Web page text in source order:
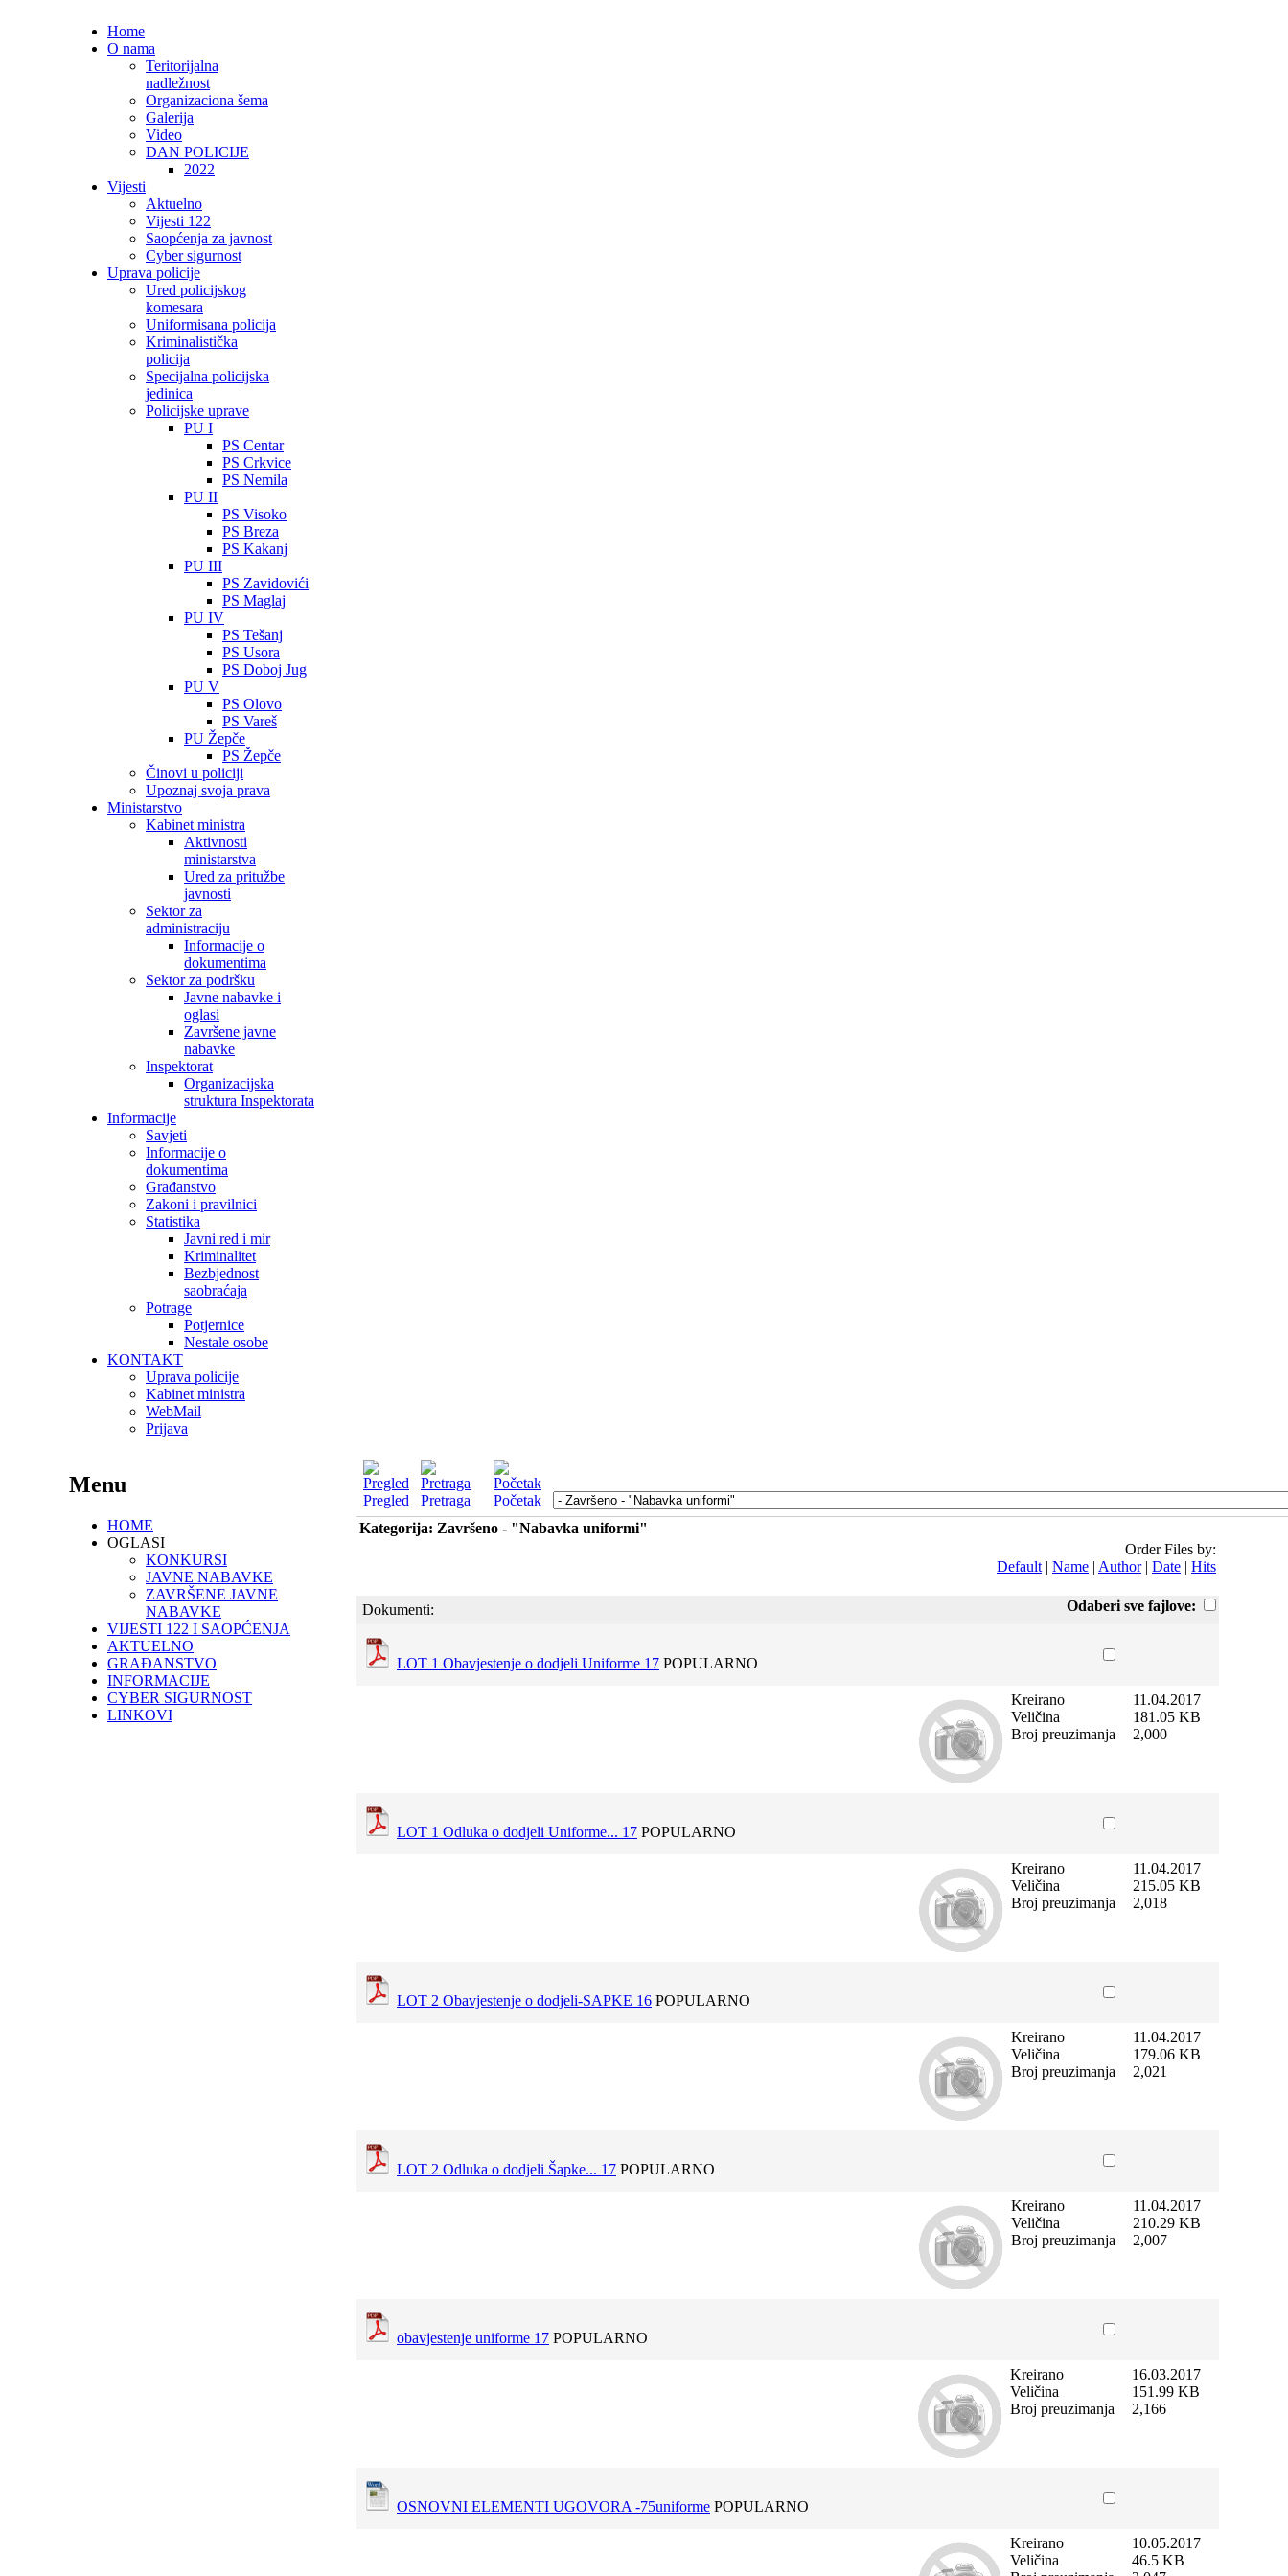
Home
O nama
Teritorijalna
nadležnost
Organizaciona šema
Galerija
Video
DAN POLICIJE
2022
Vijesti
Aktuelno
Vijesti 122
Saopćenja za javnost
Cyber sigurnost
Uprava policije
Ured policijskog
komesara
Uniformisana policija
Kriminalistička
policija
Specijalna policijska
jedinica
Policijske uprave
PU I
PS Centar
PS Crkvice
PS Nemila
PU II
PS Visoko
PS Breza
PS Kakanj
PU III
PS Zavidovići
PS Maglaj
PU IV
PS Tešanj
PS Usora
PS Doboj Jug
PU V
PS Olovo
PS Vareš
PU Žepče
PS Žepče
Činovi u policiji
Upoznaj svoja prava
Ministarstvo
Kabinet ministra
Aktivnosti
ministarstva
Ured za pritužbe
javnosti
Sektor za
administraciju
Informacije o
dokumentima
Sektor za podršku
Javne nabavke i
oglasi
Završene javne
nabavke
Inspektorat
Organizacijska
struktura Inspektorata
Informacije
Savjeti
Informacije o
dokumentima
Građanstvo
Zakoni i pravilnici
Statistika
Javni red i mir
Kriminalitet
Bezbjednost
saobraćaja
Potrage
Potjernice
Nestale osobe
KONTAKT
Uprava policije
Kabinet ministra
WebMail
Prijava
Pregled Pretraga
Početak
Kategorija: Završeno - "Nabavka uniformi"
Order Files by:
Default | Name | Author| Date | Hits
Odaberi sve fajlove:
Dokumenti:
LOT 1 Obavjestenje o dodjeli Uniforme 17 POPULARNO
Kreirano
Veličina
Broj preuzimanja
11.04.2017
181.05 KB
2,000
LOT 1 Odluka o dodjeli Uniforme... 17 POPULARNO
Kreirano
Veličina
Broj preuzimanja
11.04.2017
215.05 KB
2,018
LOT 2 Obavjestenje o dodjeli-SAPKE 16 POPULARNO
Kreirano
Veličina
Broj preuzimanja
11.04.2017
179.06 KB
2,021
LOT 2 Odluka o dodjeli Šapke... 17 POPULARNO
Kreirano
Veličina
Broj preuzimanja
11.04.2017
210.29 KB
2,007
obavjestenje uniforme 17 POPULARNO
Kreirano
Veličina
Broj preuzimanja
16.03.2017
151.99 KB
2,166
OSNOVNI ELEMENTI UGOVORA -75uniforme POPULARNO
Kreirano
Veličina
10.05.2017
46.5 KB
Menu
HOME
OGLASI
KONKURSI
JAVNE NABAVKE
ZAVRŠENE JAVNE
NABAVKE
VIJESTI 122 I SAOPĆENJA
AKTUELNO
GRAĐANSTVO
INFORMACIJE
CYBER SIGURNOST
LINKOVI